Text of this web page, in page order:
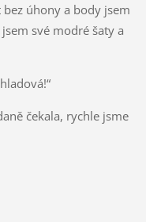
úhony a body jsem
své modré šaty a
čekala, rychle jsme